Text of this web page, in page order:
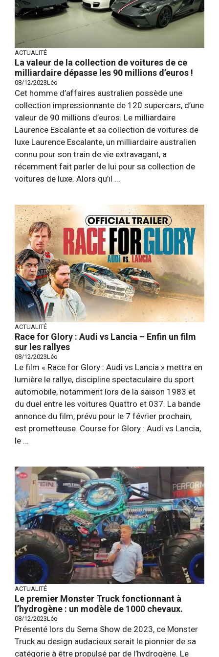
ACTUALITÉ
La valeur de la collection de voitures de ce
milliardaire dépasse les 90 millions d’euros !
08/12/2023Léo
Cet homme d’affaires australien possède une
collection impressionnante de 120 supercars, d’une
valeur de 90 millions d’euros. Le milliardaire
Laurence Escalante et sa collection de voitures de
luxe Laurence Escalante, un milliardaire australien
connu pour son train de vie extravagant, a
récemment fait parler de lui pour sa collection de
voitures de luxe. Alors qu’il ...
ACTUALITÉ
Race for Glory : Audi vs Lancia – Enfin un film
sur les rallyes
08/12/2023Léo
Le film « Race for Glory : Audi vs Lancia » mettra en
lumière le rallye, discipline spectaculaire du sport
automobile, notamment lors de la saison 1983 et
du duel entre les voitures Quattro et 037. La bande
annonce du film, prévu pour le 7 février prochain,
est prometteuse. Course for Glory : Audi vs Lancia,
le ...
ACTUALITÉ
Le premier Monster Truck fonctionnant à
l’hydrogène : un modèle de 1000 chevaux.
08/12/2023Léo
Présenté lors du Sema Show de 2023, ce Monster
Truck au design audacieux serait le pionnier de sa
catégorie à être propulsé par de l’hydrogène. Le